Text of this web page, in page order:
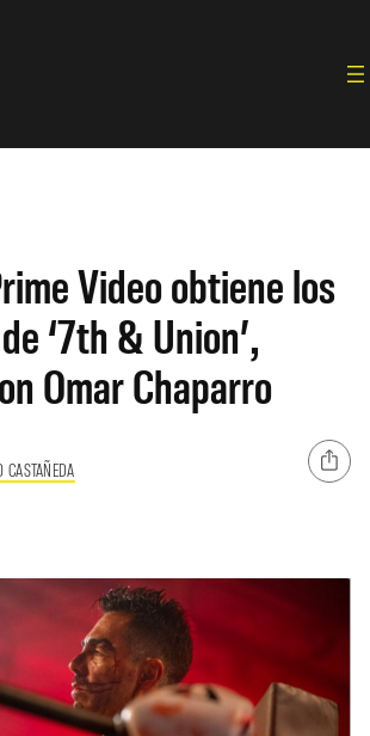
Video obtiene los
‘7th & Union’,
Omar Chaparro
CASTAÑEDA